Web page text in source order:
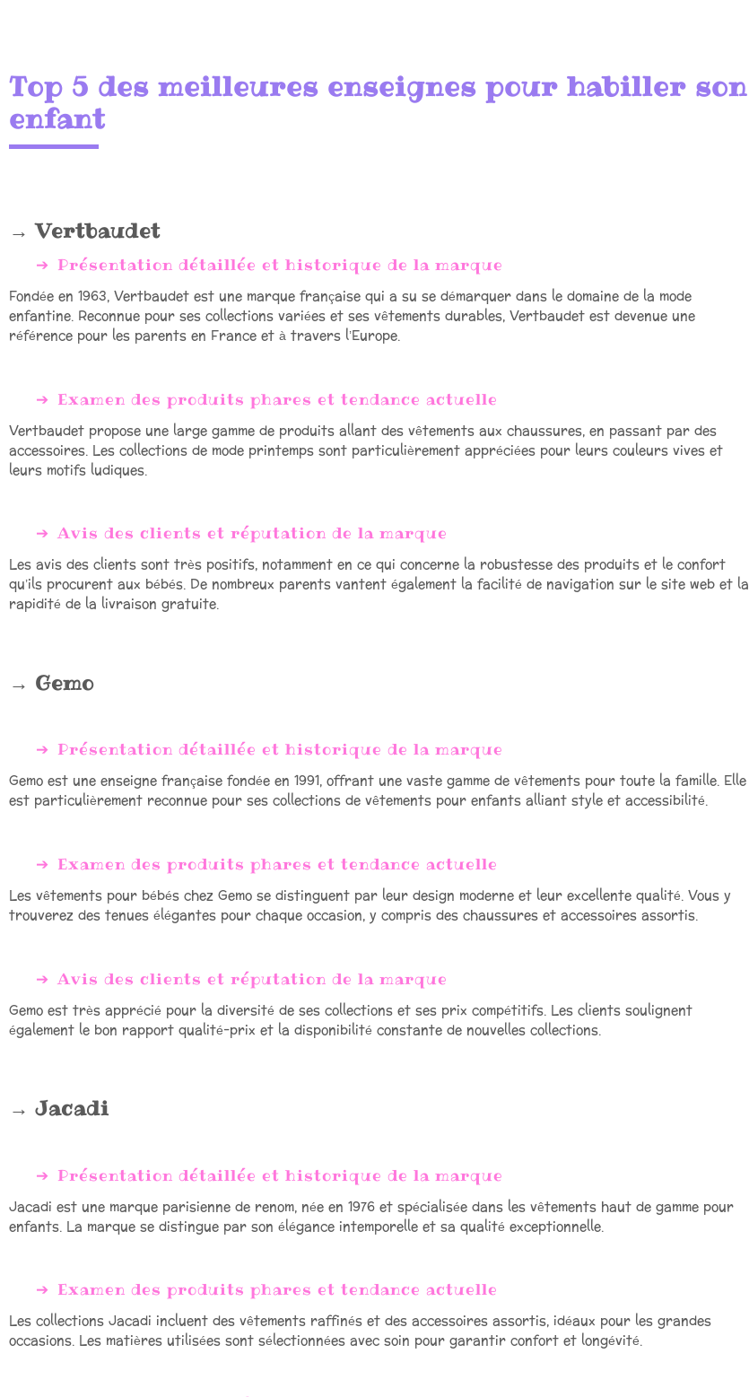
Top 5 des meilleures enseignes pour habiller son
enfant
Vertbaudet
Présentation détaillée et historique de la marque
Fondée en 1963, Vertbaudet est une marque française qui a su se démarquer dans le domaine de la mode
enfantine. Reconnue pour ses collections variées et ses vêtements durables, Vertbaudet est devenue une
référence pour les parents en France et à travers l’Europe.
Examen des produits phares et tendance actuelle
Vertbaudet propose une large gamme de produits allant des vêtements aux chaussures, en passant par des
accessoires. Les collections de mode printemps sont particulièrement appréciées pour leurs couleurs vives et
leurs motifs ludiques.
Avis des clients et réputation de la marque
Les avis des clients sont très positifs, notamment en ce qui concerne la robustesse des produits et le confort
qu’ils procurent aux bébés. De nombreux parents vantent également la facilité de navigation sur le site web et la
rapidité de la livraison gratuite.
Gemo
Présentation détaillée et historique de la marque
Gemo est une enseigne française fondée en 1991, offrant une vaste gamme de vêtements pour toute la famille. Elle
est particulièrement reconnue pour ses collections de vêtements pour enfants alliant style et accessibilité.
Examen des produits phares et tendance actuelle
Les vêtements pour bébés chez Gemo se distinguent par leur design moderne et leur excellente qualité. Vous y
trouverez des tenues élégantes pour chaque occasion, y compris des chaussures et accessoires assortis.
Avis des clients et réputation de la marque
Gemo est très apprécié pour la diversité de ses collections et ses prix compétitifs. Les clients soulignent
également le bon rapport qualité-prix et la disponibilité constante de nouvelles collections.
Jacadi
Présentation détaillée et historique de la marque
Jacadi est une marque parisienne de renom, née en 1976 et spécialisée dans les vêtements haut de gamme pour
enfants. La marque se distingue par son élégance intemporelle et sa qualité exceptionnelle.
Examen des produits phares et tendance actuelle
Les collections Jacadi incluent des vêtements raffinés et des accessoires assortis, idéaux pour les grandes
occasions. Les matières utilisées sont sélectionnées avec soin pour garantir confort et longévité.